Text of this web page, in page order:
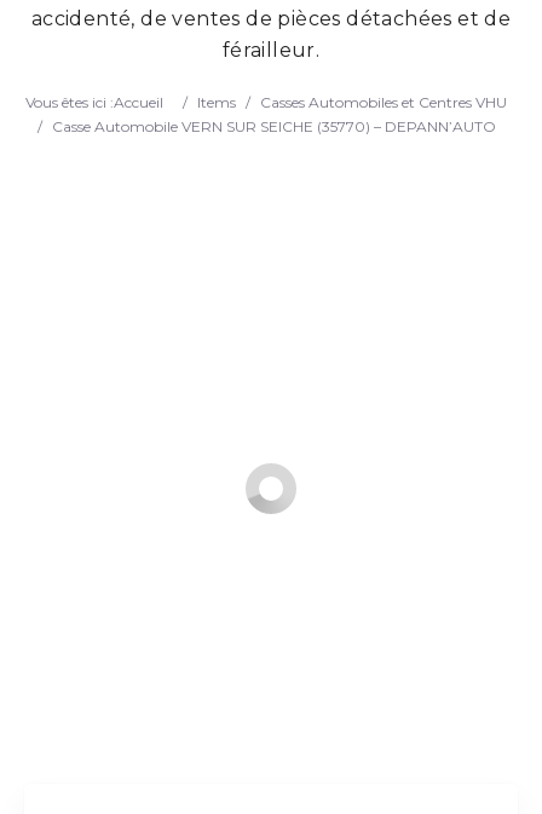
accidenté, de ventes de pièces détachées et de
férailleur.
Vous êtes ici :Accueil / Items / Casses Automobiles et Centres VHU
/
Casse Automobile VERN SUR SEICHE (35770) – DEPANN’AUTO